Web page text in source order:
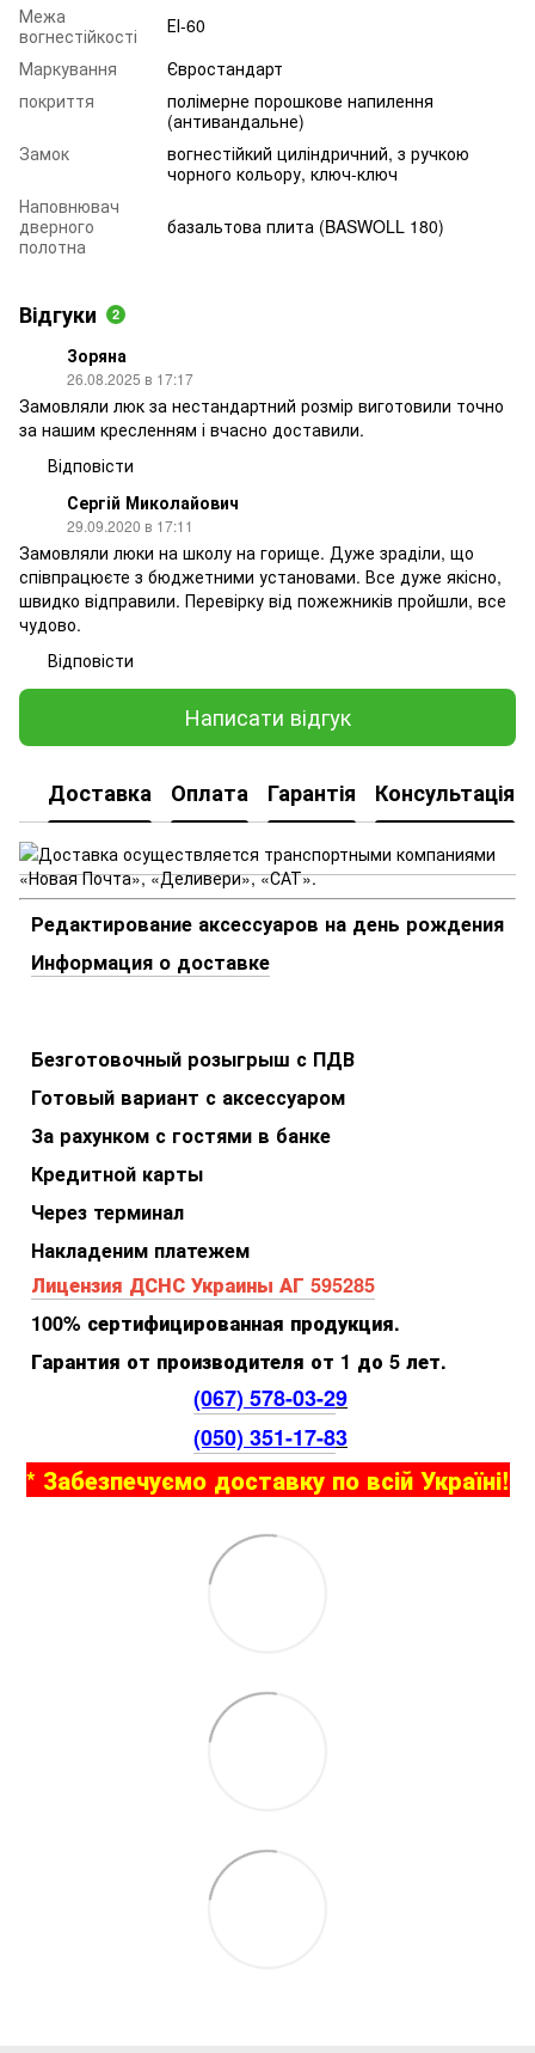
Межа
вогнестійкості
ЕІ-60
Маркування
Євростандарт
покриття
полімерне порошкове напилення
(антивандальне)
Замок
вогнестійкий циліндричний, з ручкою
чорного кольору, ключ-ключ
Наповнювач
дверного
полотна
базальтова плита (BASWOLL 180)
Відгуки 2
Зоряна
26.08.2025 в 17:17
Замовляли люк за нестандартний розмір виготовили точно
за нашим кресленням і вчасно доставили.
Відповісти
Сергій Миколайович
29.09.2020 в 17:11
Замовляли люки на школу на горище. Дуже зраділи, що
співпрацюєте з бюджетними установами. Все дуже якісно,
швидко відправили. Перевірку від пожежників пройшли, все
чудово.
Відповісти
Написати відгук
Доставка Оплата Гарантія Консультація
Редактирование аксессуаров на день рождения
Информация о доставке
Безготовочный розыгрыш с ПДВ
Готовый вариант с аксессуаром
За рахунком с гостями в банке
Кредитной карты
Через терминал
Накладеним платежем
Лицензия ДСНС Украины АГ 595285
100% сертифицированная продукция.
Гарантия от производителя от 1 до 5 лет.
(067) 578-03-29
(050) 351-17-83
* Забезпечуємо доставку по всій Україні!